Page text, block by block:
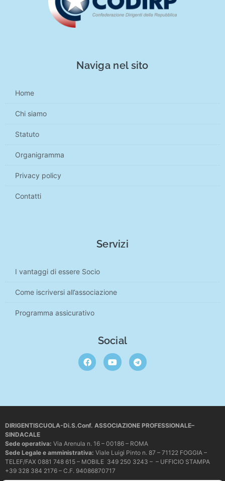
Naviga nel sito
Home
Chi siamo
Statuto
Organigramma
Privacy policy
Contatti
Servizi
I vantaggi di essere Socio
Come iscriversi all’associazione
Programma assicurativo
Social
DIRIGENTISCUOLA-Di.S.Conf. ASSOCIAZIONE PROFESSIONALE–
SINDACALE
Sede operativa: Via Arenula n. 16 – 00186 – ROMA
Sede Legale e amministrativa: Viale Luigi Pinto n. 87 – 71122 FOGGIA –
TELEF/FAX 0881 748 615 – MOBILE 349 250 3243 – – UFFICIO STAMPA
+39 328 384 2176 – C.F. 94086870717